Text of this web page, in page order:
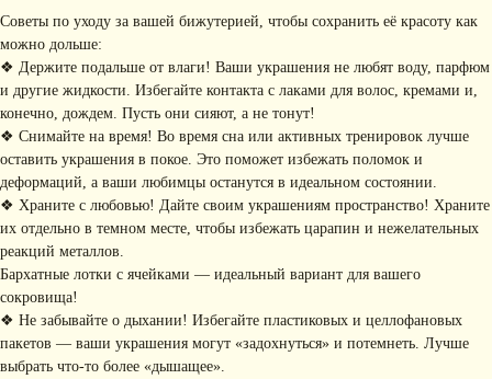
Советы по уходу за вашей бижутерией, чтобы сохранить её красоту как
можно дольше:
❖ Держите подальше от влаги! Ваши украшения не любят воду, парфюм
и другие жидкости. Избегайте контакта с лаками для волос, кремами и,
конечно, дождем. Пусть они сияют, а не тонут!
❖ Снимайте на время! Во время сна или активных тренировок лучше
оставить украшения в покое. Это поможет избежать поломок и
деформаций, а ваши любимцы останутся в идеальном состоянии.
❖ Храните с любовью! Дайте своим украшениям пространство! Храните
их отдельно в темном месте, чтобы избежать царапин и нежелательных
реакций металлов.
Бархатные лотки с ячейками — идеальный вариант для вашего
сокровища!
❖ Не забывайте о дыхании! Избегайте пластиковых и целлофановых
пакетов — ваши украшения могут «задохнуться» и потемнеть. Лучше
выбрать что-то более «дышащее».
ПОДПИШИТЕСЬ НА
РАССЫЛКУ
• Обмен и возврат
• Доставка и оплата
по уходу
• Упаковка
• Главная
• Каталог
idari.brand@mail.ru
+ 7 (916) 958-00-78
КОНТАКТЫ
Рассказываем о новых
коллекциях, акциях и трендах
РАЗДЕЛЫ ИНТЕРНЕТ-
МАГАЗИНА